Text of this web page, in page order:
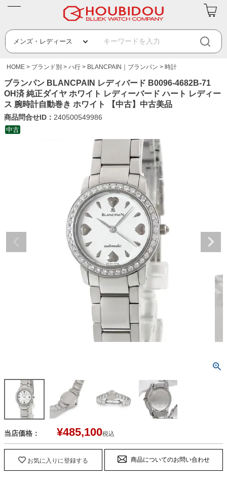
HOME ブランド別 ハ行 BLANCPAIN｜ブランパン 時計
ブランパン BLANCPAIN レディバード B0096-4682B-71
OH済 純正ダイヤ ホワイト レディーバード ハート レディー
ス 腕時計自動巻き ホワイト 【中古】中古美品
商品問合せID： 240500549986
中古
当店価格： ¥485,100税込
お気に入りに登録する 商品についてのお問い合わせ